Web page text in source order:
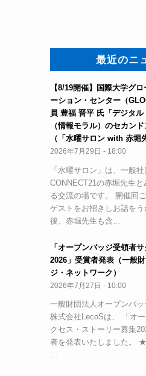
最近のニ
【8/19開催】国際大学グ
ーション・センター（
員 豊福 晋平 氏「デジタ
（情報モラル）のセカン
（「水曜サロン with 赤堀
2026年7月29日 - 18:00
「水曜サロン」は、一般
CONNECT21の赤堀先生
る交流の場です。 開催回
ゲストをお招きしお話を
後、赤堀先生も含…
「オープンバッジ受領者
2026」受賞者発表（一般
ジ・ネットワーク）
2026年7月27日 - 10:00
一般財団法人オープンバ
株式会社LecoSは、 「オ
クセス・ストーリー募集
者を発表いたしました。
…